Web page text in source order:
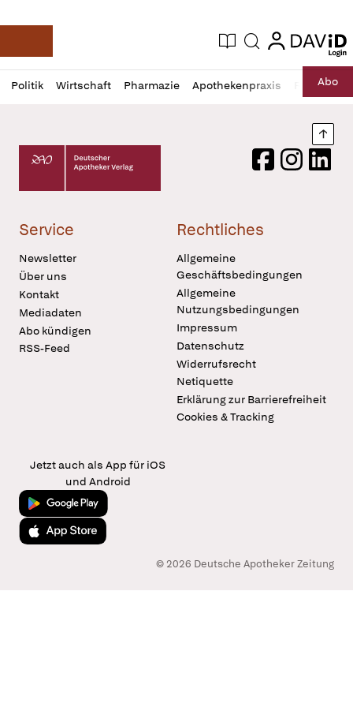
Deutsche Apotheker Zeitung
Aktuelle Ausgabe
Suche login
login
Politik Wirtschaft Pharmazie Apothekenpraxis RechtAbo
Profil
öffnen
Daz
Pur
Deutscher Apotheker Verlag Logo
FacebookInstagram
Service
Newsletter
Über uns
Kontakt
Mediadaten
Abo kündigen
RSS-Feed
Rechtliches
Allgemeine
Geschäftsbedingungen
Allgemeine
Nutzungsbedingungen
Impressum
Datenschutz
Widerrufsrecht
Netiquette
Erklärung zur Barrierefreiheit
Cookies & Tracking
Jetzt auch als App für iOS
und Android
Jetzt bei Google Play
Laden im App Store
© 2026 Deutsche Apotheker Zeitung